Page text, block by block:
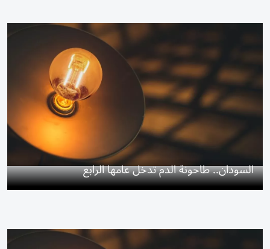
السودان.. طاحونة الدم تدخل عامها الرابع